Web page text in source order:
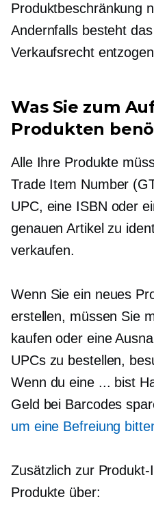
Produktbeschränkung
Andernfalls besteht
Verkaufsrecht
Was Sie zum
Produkten
Alle Ihre Produkte
Trade Item Number
UPC, eine ISBN oder
genauen Artikel zu
verkaufen.
Wenn Sie ein neues
erstellen, müssen Sie
kaufen oder eine
UPCs zu bestellen,
Wenn du eine ... bist
Geld bei Barcodes
um eine Befreiung
Zusätzlich zur
Produkte über: